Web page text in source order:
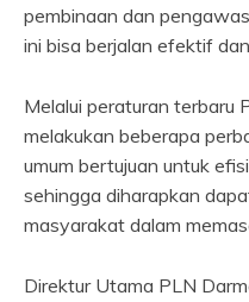
pembinaan dan
ini bisa berjalan efektif
Melalui peraturan terbaru
melakukan beberapa
umum bertujuan untuk
sehingga diharapkan
masyarakat dalam
Direktur Utama PLN